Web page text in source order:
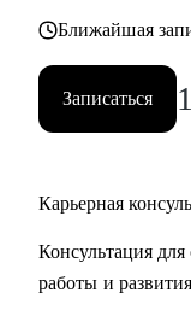
такжеБлижайшая
Записаться
Карьерная
Консультация
работы и